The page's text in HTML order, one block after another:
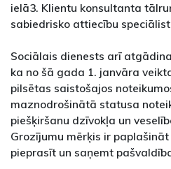
ielā3. Klientu konsultanta
sabiedrisko attiecību
Sociālais dienests arī
ka no šā gada 1. janvāra
pilsētas saistošajos
maznodrošinātā statusa
piešķiršanu dzīvokļa un
Grozījumu mērķis ir
pieprasīt un saņemt